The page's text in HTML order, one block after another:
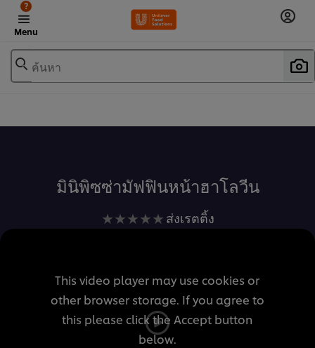
Menu
?
ค้นหา
มินิพิซซ่ามัฟฟินหน้าฮาโลวีน
ไม่มี
การ
สำหรับ
recipe
นี้
ส่งเรตติ้ง
This video player may use cookies or
other browser storage. If you agree to
this please click the Accept button
below.